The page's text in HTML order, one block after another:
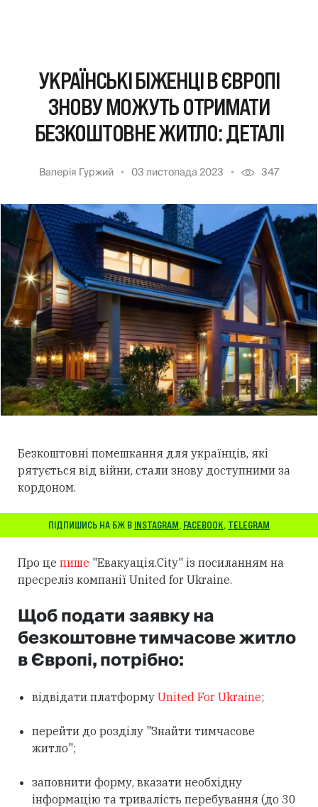
УКРАЇНСЬКІ БІЖЕНЦІ В ЄВРОПІ
ЗНОВУ МОЖУТЬ ОТРИМАТИ
БЕЗКОШТОВНЕ ЖИТЛО: ДЕТАЛІ
Валерія Гуржий 03 листопада 2023 347
Безкоштовні помешкання для українців, які
рятується від війни, стали знову доступними за
кордоном.
ПІДПИШИСЬ НА БЖ В INSTAGRAM, FACEBOOK, TELEGRAM
Про це пише "Евакуація.City" із посиланням на
пресреліз компанії United for Ukraine.
Щоб подати заявку на
безкоштовне тимчасове житло
в Європі, потрібно:
відвідати платформу United For Ukraine;
перейти до розділу "Знайти тимчасове
житло";
заповнити форму, вказати необхідну
інформацію та тривалість перебування (до 30